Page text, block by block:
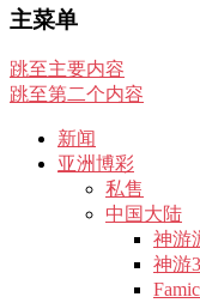
主菜单
跳至主要内容
跳至第二个内容
新闻
亚洲博彩
私售
中国大陆
神游
神游